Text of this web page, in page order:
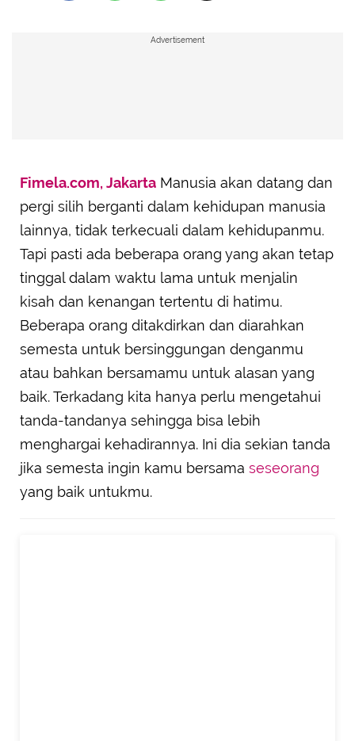
Advertisement
Fimela.com, Jakarta Manusia akan datang dan
pergi silih berganti dalam kehidupan manusia
lainnya, tidak terkecuali dalam kehidupanmu.
Tapi pasti ada beberapa orang yang akan tetap
tinggal dalam waktu lama untuk menjalin
kisah dan kenangan tertentu di hatimu.
Beberapa orang ditakdirkan dan diarahkan
semesta untuk bersinggungan denganmu
atau bahkan bersamamu untuk alasan yang
baik. Terkadang kita hanya perlu mengetahui
tanda-tandanya sehingga bisa lebih
menghargai kehadirannya. Ini dia sekian tanda
jika semesta ingin kamu bersama seseorang
yang baik untukmu.